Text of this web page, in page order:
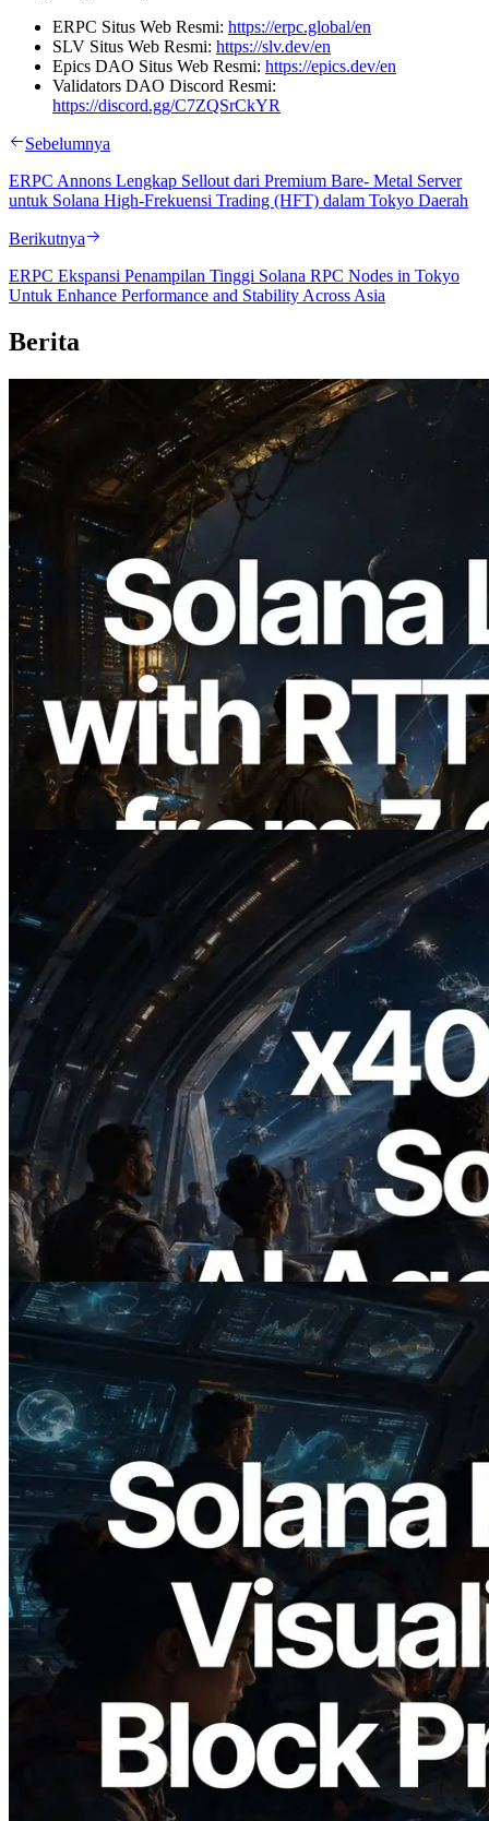
ERPC Situs Web Resmi: https://erpc.global/en
SLV Situs Web Resmi: https://slv.dev/en
Epics DAO Situs Web Resmi: https://epics.dev/en
Validators DAO Discord Resmi:
https://discord.gg/C7ZQSrCkYR
Sebelumnya
ERPC Annons Lengkap Sellout dari Premium Bare- Metal Server
untuk Solana High-Frekuensi Trading (HFT) dalam Tokyo Daerah
Berikutnya
ERPC Ekspansi Penampilan Tinggi Solana RPC Nodes in Tokyo
Untuk Enhance Performance and Stability Across Asia
Berita
2026.08.05
ERPC Memperluas Solana Leader Slot
API dengan Pengukuran Ping dari 7
Region Global — Validators Information
API Juga Diluncurkan
2026.07.04
ERPC Meluncurkan Solana RPC
Berbasis x402 — Era AI Agent
Membayar API yang Dibutuhkan Secara
On Demand
Baca artikel ini
2026.05.24
Validators Solutions Meluncurkan Solana
Block Analyzer — Memvisualisasikan
Waktu Produksi Blok per Slot dan
Validator yang Ditugaskan